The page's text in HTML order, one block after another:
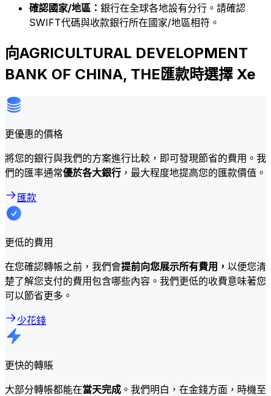
確認國家/地區： 銀行在全球各地設有分行。請確認
SWIFT代碼與收款銀行所在國家/地區相符。
向AGRICULTURAL DEVELOPMENT
BANK OF CHINA, THE匯款時選擇 Xe
更優惠的價格
將您的銀行與我們的方案進行比較，即可發現節省的費用。我
們的匯率通常優於各大銀行 ，最大程度地提高您的匯款價值。
匯款
更低的費用
在您確認轉帳之前，我們會提前向您展示所有費用， 以便您清
楚了解您支付的費用包含哪些內容。我們更低的收費意味著您
可以節省更多。
少花錢
更快的轉賬
大部分轉帳都能在當天完成 。我們明白，在金錢方面，時機至